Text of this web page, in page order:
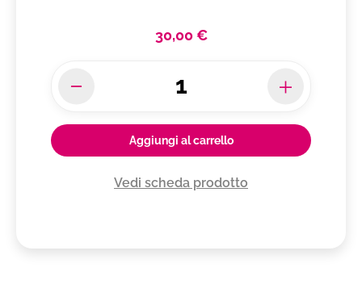
30,00 €
Aggiungi al carrello
Vedi scheda prodotto